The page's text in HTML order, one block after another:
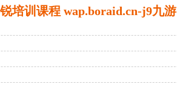
培训课程 wap.boraid.cn-j9九游